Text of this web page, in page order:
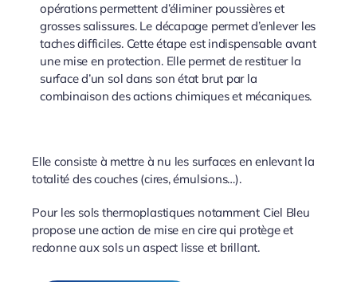
opérations permettent d’éliminer poussières et
grosses salissures. Le décapage permet d’enlever les
taches difficiles. Cette étape est indispensable avant
une mise en protection. Elle permet de restituer la
surface d’un sol dans son état brut par la
combinaison des actions chimiques et mécaniques.
Elle consiste à mettre à nu les surfaces en enlevant la
totalité des couches (cires, émulsions…).
Pour les sols thermoplastiques notamment Ciel Bleu
propose une action de mise en cire qui protège et
redonne aux sols un aspect lisse et brillant.